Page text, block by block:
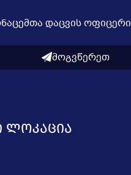
დაცვის ოფიცერი
მოგვწერეთ
ᲚᲝᲙᲐᲪᲘᲐ